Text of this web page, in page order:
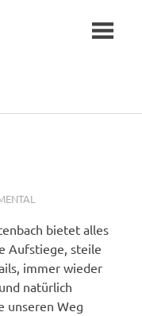
bietet alles
Aufstiege, steile
immer wieder
natürlich
unseren Weg